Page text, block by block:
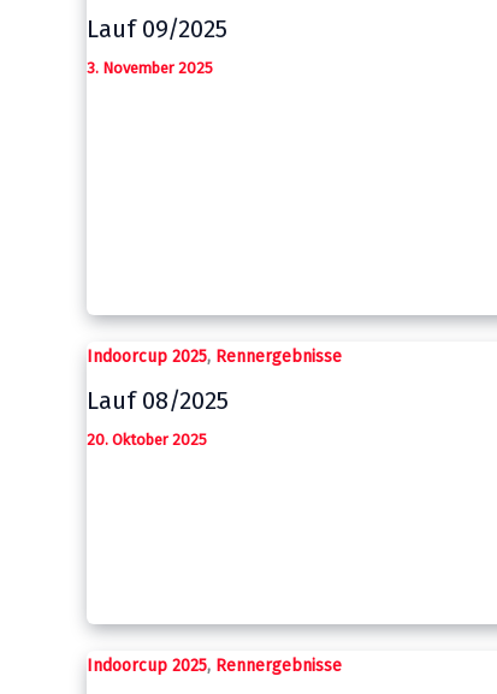
Lauf 09/2025
3. November 2025
Indoorcup 2025, Rennergebnisse
Lauf 08/2025
20. Oktober 2025
Indoorcup 2025, Rennergebnisse